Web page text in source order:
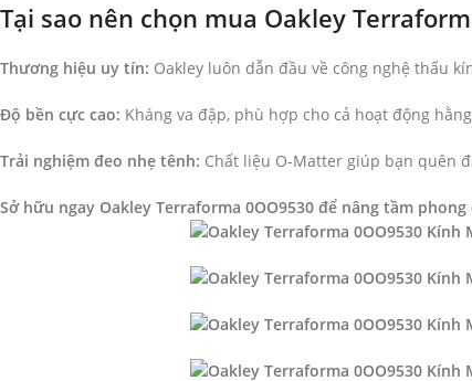
Tại sao nên chọn mua Oakley
Thương hiệu uy tín: Oakley luôn dẫn đầu về công nghệ thấu
Độ bền cực cao: Kháng va đập, phù hợp cho cả hoạt động
Trải nghiệm đeo nhẹ tênh: Chất liệu O-Matter giúp bạn quên
Sở hữu ngay Oakley Terraforma 0OO9530 để nâng tầm phong